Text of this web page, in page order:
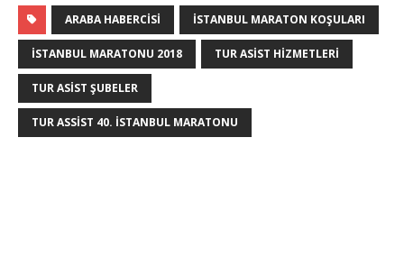
ARABA HABERCISI ISTANBUL MARATON KOŞULARI
İSTANBUL MARATONU 2018 TUR ASIST HIZMETLERI
TUR ASIST ŞUBELER
TUR ASSIST 40. İSTANBUL MARATONU